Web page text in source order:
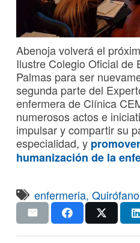
Abenoja volverá el
Ilustre Colegio Oficial de
Palmas para ser
segunda parte del
enfermera de Clínica
numerosos actos e
impulsar y compartir su
especialidad, y
humanización de la
enfermeria,Quirófano